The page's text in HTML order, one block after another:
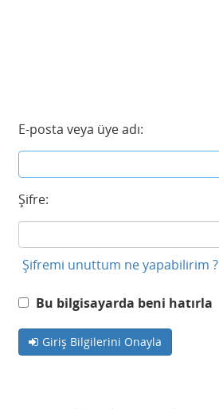
E-posta veya üye adı:
Şifre:
Şifremi unuttum ne yapabilirim ?
Bu bilgisayarda beni hatırla
Giriş Bilgilerini Onayla